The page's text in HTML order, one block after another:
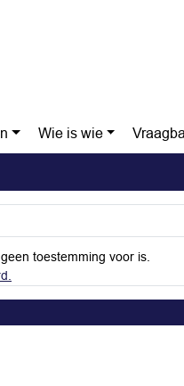
Wie is wie
toestemming voor is.